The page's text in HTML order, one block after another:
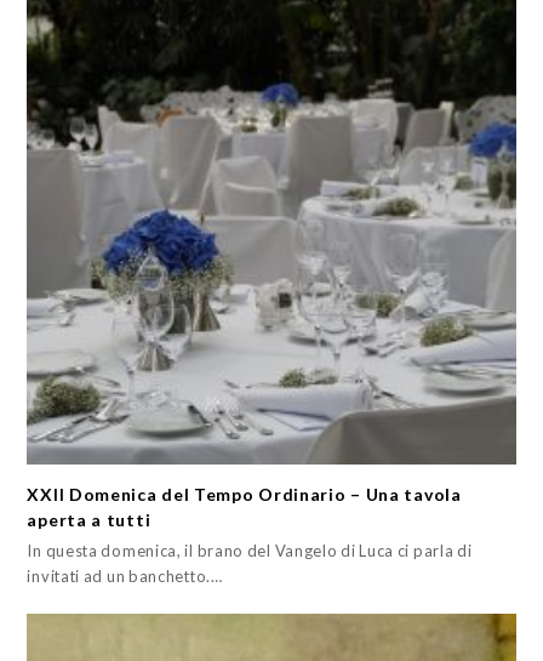
XXII Domenica del Tempo Ordinario – Una tavola
aperta a tutti
In questa domenica, il brano del Vangelo di Luca ci parla di
invitati ad un banchetto.…